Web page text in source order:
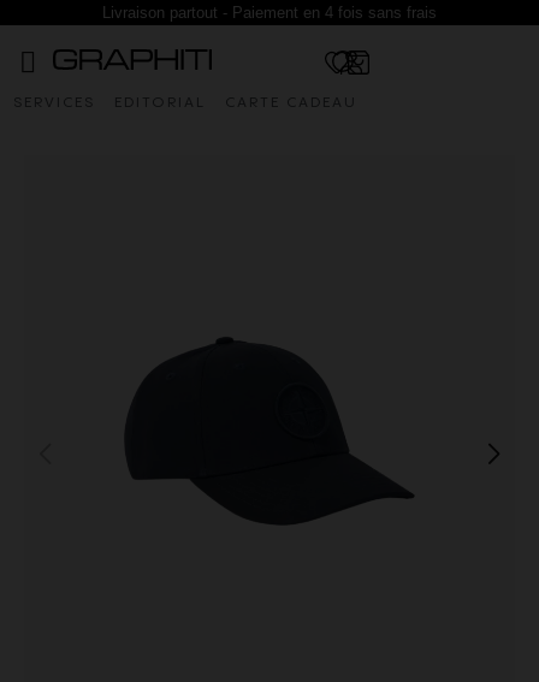
Livraison partout - Paiement en 4 fois sans frais
SERVICES EDITORIAL CARTE CADEAU